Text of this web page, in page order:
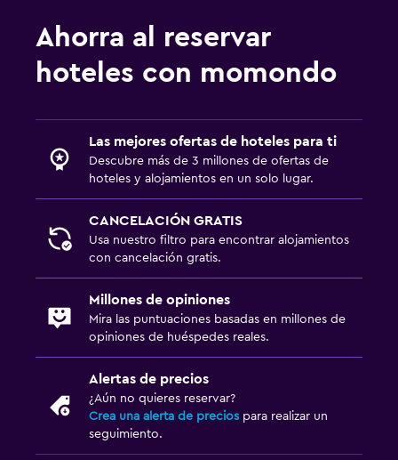
Ahorra al reservar
hoteles con momondo
Las mejores ofertas de hoteles para ti
Descubre más de 3 millones de ofertas de
hoteles y alojamientos en un solo lugar.
CANCELACIÓN GRATIS
Usa nuestro filtro para encontrar alojamientos
con cancelación gratis.
Millones de opiniones
Mira las puntuaciones basadas en millones de
opiniones de huéspedes reales.
Alertas de precios
¿Aún no quieres reservar?
Crea una alerta de precios para realizar un
seguimiento.